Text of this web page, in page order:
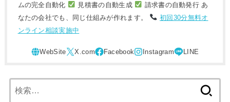
ムの完全自動化
見積書の自動生成
請求書の自動発行 あ
なたの会社でも、同じ仕組みが作れます。
初回30分無料オ
ンライン相談実施中